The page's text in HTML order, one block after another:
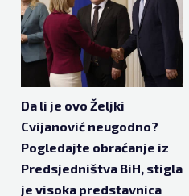
Da li je ovo Željki
Cvijanović neugodno?
Pogledajte obraćanje iz
Predsjedništva BiH, stigla
je visoka predstavnica